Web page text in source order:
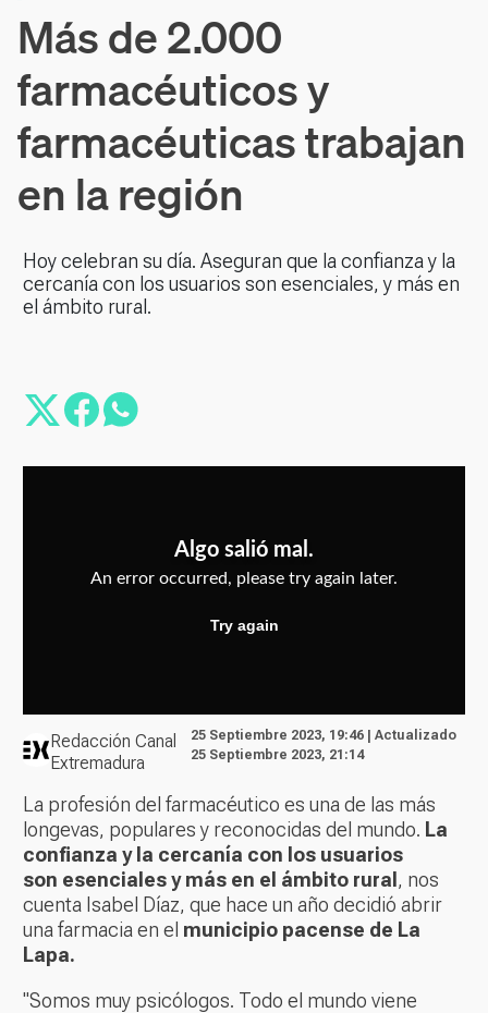
Más de 2.000
farmacéuticos y
farmacéuticas trabajan
en la región
Hoy celebran su día. Aseguran que la confianza y la
cercanía con los usuarios son esenciales, y más en
el ámbito rural.
Redacción Canal
Extremadura
25 Septiembre 2023, 19:46 | Actualizado
25 Septiembre 2023, 21:14
La profesión del farmacéutico es una de las más
longevas, populares y reconocidas del mundo. La
confianza y la cercanía con los usuarios
son esenciales y más en el ámbito rural , nos
cuenta Isabel Díaz, que hace un año decidió abrir
una farmacia en el municipio pacense de La
Lapa.
"Somos muy psicólogos. Todo el mundo viene